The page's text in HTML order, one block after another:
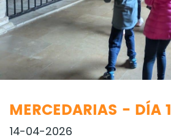
MERCEDARIAS - DÍA 1
14-04-2026